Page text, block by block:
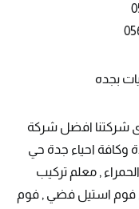
بجده
شركتنا افضل شركة
وكافة احياء جدة حي
, معلم تركيب
فوم استيل فضي , فوم